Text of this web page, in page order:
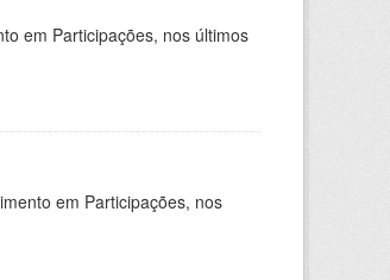
em Participações, nos últimos
em Participações, nos